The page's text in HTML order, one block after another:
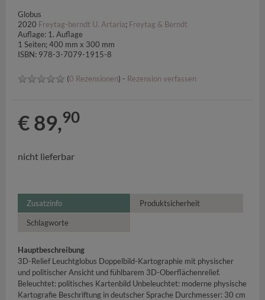
Globus
2020 Freytag-berndt U. Artaria; Freytag & Berndt
Auflage: 1. Auflage
1 Seiten; 400 mm x 300 mm
ISBN: 978-3-7079-1915-8
(0 Rezensionen) - Rezension verfassen
€ 89,90
nicht lieferbar
Zusatzinfo Produktsicherheit
Schlagworte
Hauptbeschreibung
3D-Relief Leuchtglobus Doppelbild-Kartographie mit physischer
und politischer Ansicht und fühlbarem 3D-Oberflächenrelief.
Beleuchtet: politisches Kartenbild Unbeleuchtet: moderne physische
Kartografie Beschriftung in deutscher Sprache Durchmesser: 30 cm